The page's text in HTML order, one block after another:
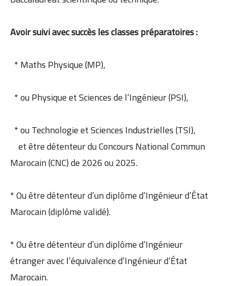
Avoir suivi avec succès les classes préparatoires :
* Maths Physique (MP),
* ou Physique et Sciences de l’Ingénieur (PSI),
* ou Technologie et Sciences Industrielles (TSI),
et être détenteur du Concours National Commun
Marocain (CNC) de 2026 ou 2025.
* Ou être détenteur d’un diplôme d’Ingénieur d’État
Marocain (diplôme validé).
* Ou être détenteur d’un diplôme d’Ingénieur
étranger avec l’équivalence d’Ingénieur d’État
Marocain.